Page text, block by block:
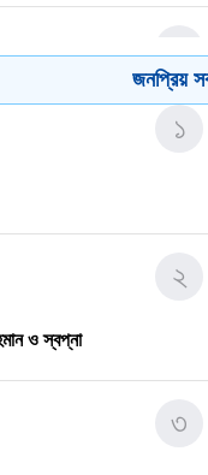
৫
জনপ্রিয়
১
২
ও স্বপ্না
৩